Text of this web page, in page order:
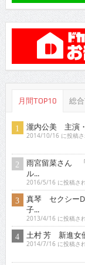
月間TOP10 総
瀧内公美 主演・
2014/10/16 に投稿さ
雨宮留菜さん
ル...
2016/5/16 に投稿さ
真琴 セクシー
子...
2013/4/16 に投稿さ
土村 芳 新進女
2014/7/16 に投稿さ